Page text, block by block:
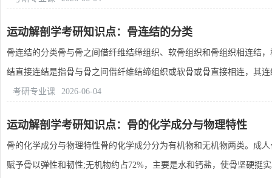
运动解剖学考研知识点：骨连结的分类
骨连结的分类骨与骨之间借纤维结缔组织、软骨组织和骨组织相连结
结直接连结是指骨与骨之间借纤维结缔组织或软骨或骨直接相连，其
考研专业课 2026-06-04
运动解剖学考研知识点：骨的化学成分与物理特性
骨的化学成分与物理特性骨的化学成分分为有机物和无机物两类。成
赋予骨以弹性和韧性;无机物约占72%，主要是水和钙盐，使骨坚硬挺